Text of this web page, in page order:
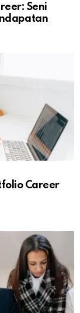
Seni
Career